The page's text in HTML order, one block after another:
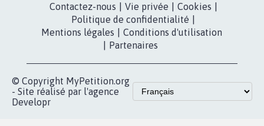
Contactez-nous
Vie privée Cookies
Politique de confidentialité
Mentions légales
Conditions d'utilisation
Partenaires
© Copyright MyPetition.org
- Site réalisé par l'agence
Developr